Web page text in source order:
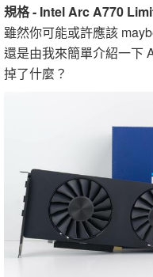
規格 - Intel Arc A770
雖然你可能或許應該
還是由我來簡單介紹一下
掉了什麼？